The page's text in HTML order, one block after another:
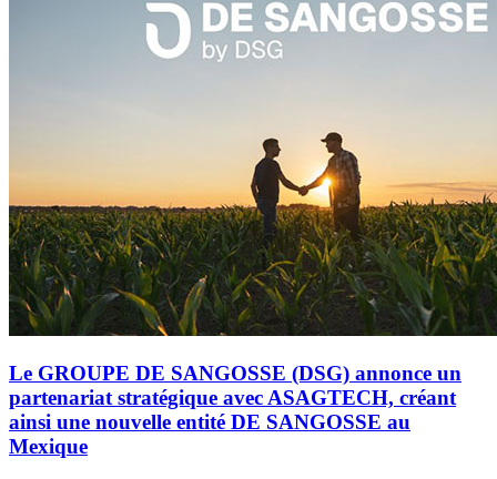
Le GROUPE DE SANGOSSE (DSG) annonce un
partenariat stratégique avec ASAGTECH, créant
ainsi une nouvelle entité DE SANGOSSE au
Mexique